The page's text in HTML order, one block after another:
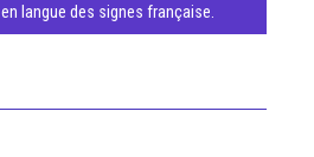
en langue des signes française.